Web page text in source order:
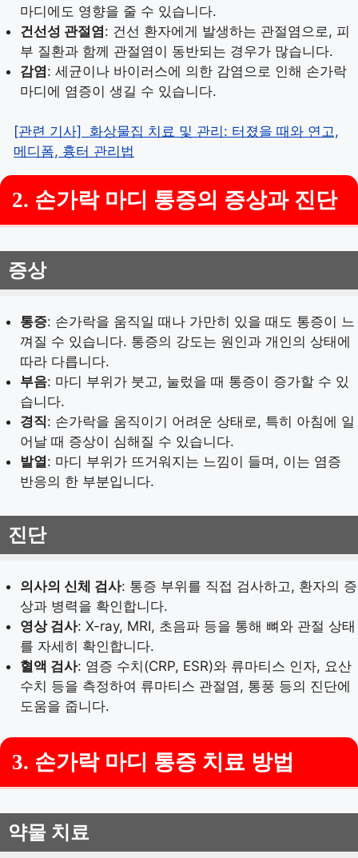
마디에도 영향을 줄 수 있습니다.
건선성 관절염: 건선 환자에게 발생하는 관절염으로, 피
부 질환과 함께 관절염이 동반되는 경우가 많습니다.
감염: 세균이나 바이러스에 의한 감염으로 인해 손가락
마디에 염증이 생길 수 있습니다.
[관련 기사]
화상물집 치료 및 관리: 터졌을 때와 연고,
메디폼, 흉터 관리법
2. 손가락 마디 통증의 증상과 진단
증상
통증: 손가락을 움직일 때나 가만히 있을 때도 통증이 느
껴질 수 있습니다. 통증의 강도는 원인과 개인의 상태에
따라 다릅니다.
부음: 마디 부위가 붓고, 눌렀을 때 통증이 증가할 수 있
습니다.
경직: 손가락을 움직이기 어려운 상태로, 특히 아침에 일
어날 때 증상이 심해질 수 있습니다.
발열: 마디 부위가 뜨거워지는 느낌이 들며, 이는 염증
반응의 한 부분입니다.
진단
의사의 신체 검사: 통증 부위를 직접 검사하고, 환자의 증
상과 병력을 확인합니다.
영상 검사: X-ray, MRI, 초음파 등을 통해 뼈와 관절 상태
를 자세히 확인합니다.
혈액 검사: 염증 수치(CRP, ESR)와 류마티스 인자, 요산
수치 등을 측정하여 류마티스 관절염, 통풍 등의 진단에
도움을 줍니다.
3. 손가락 마디 통증 치료 방법
약물 치료